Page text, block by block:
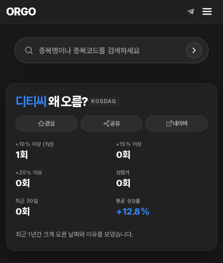
ORGO
ORGO
디티씨 왜 오름? KOSDAQ
관심 공유 네이버
+10% 이상 (1년)
1회
+15% 이상
0회
+20% 이상
0회
상한가
0회
최근 30일
0회
평균 상승률
+12.8%
최근 1년간 크게 오른 날짜와 이유를 모았습니다.